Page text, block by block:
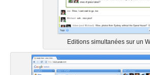
Editions simultanées sur un